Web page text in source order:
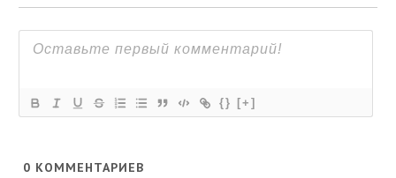
{} [+]
0 КОММЕНТАРИЕВ